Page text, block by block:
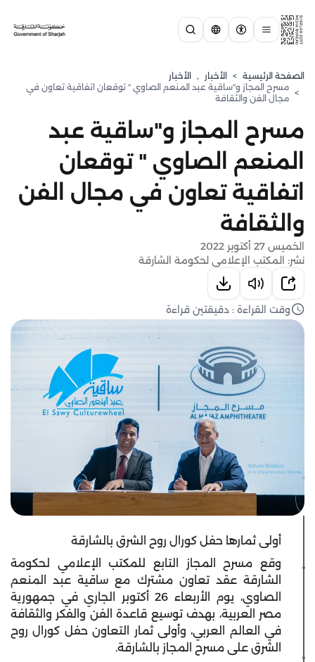
الصفحة الرئيسية > الأخبار , الأخبار
>
مسرح المجاز و"ساقية عبد المنعم الصاوي " توقعان اتفاقية تعاون في
مجال الفن والثقافة
مسرح المجاز و"ساقية عبد
المنعم الصاوي " توقعان
اتفاقية تعاون في مجال الفن
والثقافة
الخميس 27 أكتوبر 2022
نشر: المكتب الإعلامي لحكومة الشارقة
وقت القراءة : دقيقتين قراءة
أولى ثمارها حفل كورال روح الشرق بالشارقة
وقع مسرح المجاز التابع للمكتب الإعلامي لحكومة
الشارقة عقد تعاون مشترك مع ساقية عبد المنعم
الصاوي، يوم الأربعاء 26 أكتوبر الجاري في جمهورية
مصر العربية، بهدف توسيع قاعدة الفن والفكر والثقافة
في العالم العربي، وأولى ثمار التعاون حفل كورال روح
الشرق على مسرح المجاز بالشارقة.